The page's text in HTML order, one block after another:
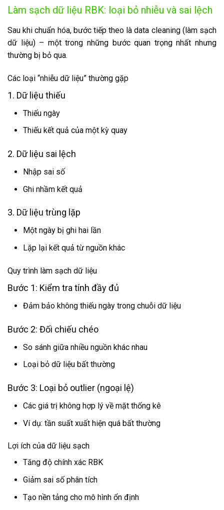
Làm sạch dữ liệu RBK: loại bỏ nhiễu và sai lệch
Sau khi chuẩn hóa, bước tiếp theo là data cleaning (làm sạch
dữ liệu) – một trong những bước quan trọng nhất nhưng
thường bị bỏ qua.
Các loại “nhiễu dữ liệu” thường gặp
1. Dữ liệu thiếu
Thiếu ngày
Thiếu kết quả của một kỳ quay
2. Dữ liệu sai lệch
Nhập sai số
Ghi nhầm kết quả
3. Dữ liệu trùng lặp
Một ngày bị ghi hai lần
Lặp lại kết quả từ nguồn khác
Quy trình làm sạch dữ liệu
Bước 1: Kiểm tra tính đầy đủ
Đảm bảo không thiếu ngày trong chuỗi dữ liệu
Bước 2: Đối chiếu chéo
So sánh giữa nhiều nguồn khác nhau
Loại bỏ dữ liệu bất thường
Bước 3: Loại bỏ outlier (ngoại lệ)
Các giá trị không hợp lý về mặt thống kê
Ví dụ: tần suất xuất hiện quá bất thường
Lợi ích của dữ liệu sạch
Tăng độ chính xác RBK
Giảm sai số phân tích
Tạo nền tảng cho mô hình ổn định